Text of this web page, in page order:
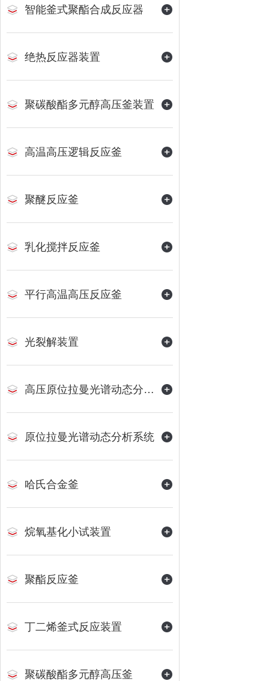
智能釜式聚酯合成反应器
绝热反应器装置
聚碳酸酯多元醇高压釜装置
高温高压逻辑反应釜
聚醚反应釜
乳化搅拌反应釜
平行高温高压反应釜
光裂解装置
高压原位拉曼光谱动态分析系统
原位拉曼光谱动态分析系统
哈氏合金釜
烷氧基化小试装置
聚酯反应釜
丁二烯釜式反应装置
聚碳酸酯多元醇高压釜